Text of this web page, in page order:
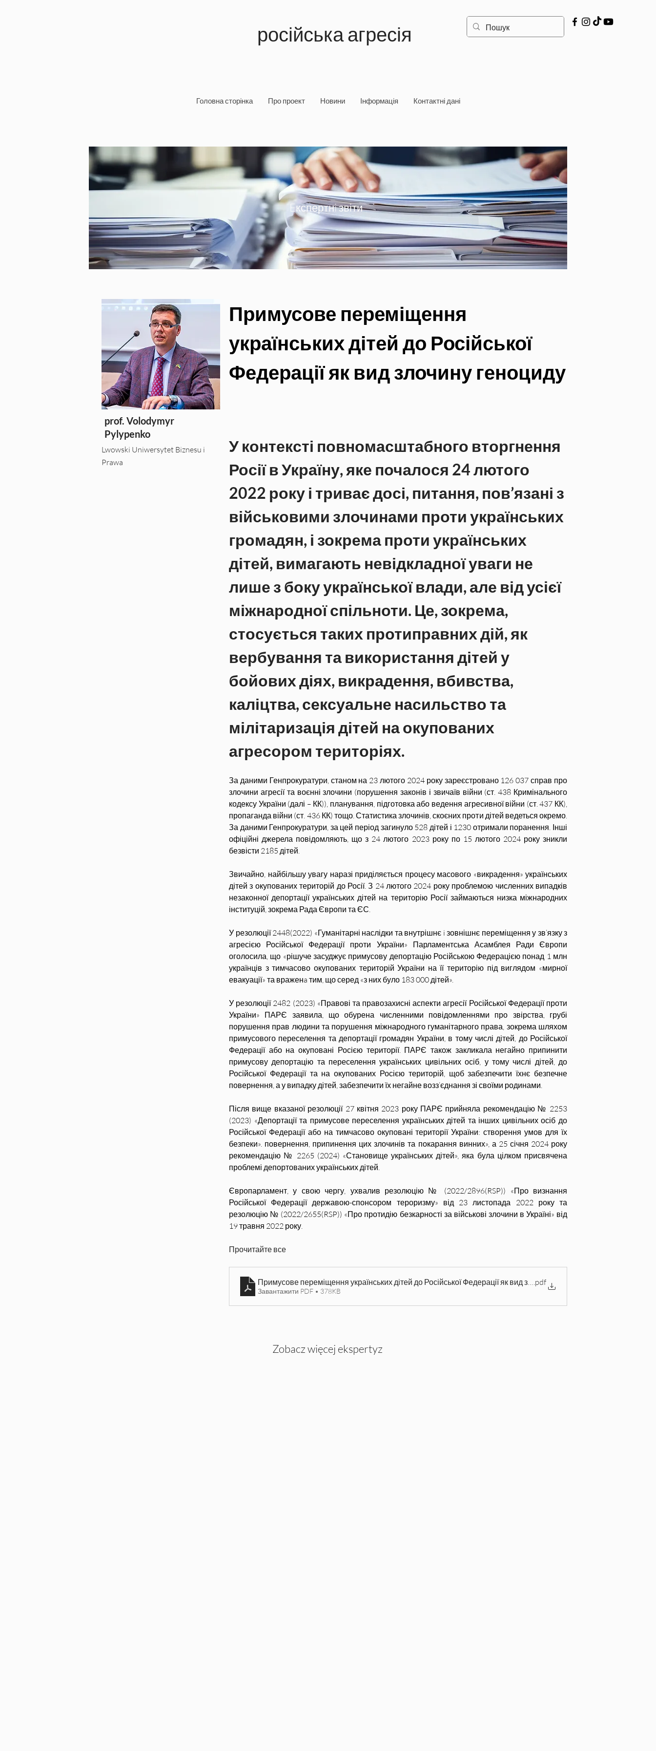
російська агресія
Головна сторінка Про проект Новини Інформація Контактні дані
Eкспертнi звіти
prof. Volodymyr
Pylypenko
Lwowski Uniwersytet Biznesu i
Prawa
Примусове переміщення
українських дітей до Російської
Федерації як вид злочину геноциду
У контексті повномасштабного вторгнення
Росії в Україну, яке почалося 24 лютого
2022 року і триває досі, питання, пов’язані з
військовими злочинами проти українських
громадян, і зокрема проти українських
дітей, вимагають невідкладної уваги не
лише з боку української влади, але від усієї
міжнародної спільноти. Це, зокрема,
стосується таких протиправних дій, як
вербування та використання дітей у
бойових діях, викрадення, вбивства,
каліцтва, сексуальне насильство та
мілітаризація дітей на окупованих
агресором територіях.
За даними Генпрокуратури, станом на 23 лютого 2024 року зареєстровано 126 037 справ про
злочини агресії та воєнні злочини (порушення законів і звичаїв війни (ст. 438 Кримінального
кодексу України (далі – КК)), планування, підготовка або ведення агресивної війни (ст. 437 КК),
пропаганда війни (ст. 436 КК) тощо. Статистика злочинів, скоєних проти дітей ведеться окремо.
За даними Генпрокуратури, за цей період загинуло 528 дітей і 1230 отримали поранення. Інші
офіційні джерела повідомляють, що з 24 лютого 2023 року по 15 лютого 2024 року зникли
безвісти 2185 дітей.
Звичайно, найбільшу увагу наразі приділяється процесу масового «викрадення» українських
дітей з окупованих територій до Росії. З 24 лютого 2024 року проблемою численних випадків
незаконної депортації українських дітей на територію Росії займаються низка міжнародних
інституцій, зокрема Рада Європи та ЄС.
У резолюції 2448(2022) «Гуманітарні наслідки та внутрішнє i зовнішнє переміщення у зв’язку з
агресією Російської Федерації проти України» Парламентська Асамблея Ради Європи
оголосила, що «рішуче засуджує примусову депортацію Російською Федерацією понад 1 млн
українців з тимчасово окупованих територій України на її територію під виглядом «мирної
евакуації» та враженa тим, що серед «з них було 183 000 дітей».
У резолюції 2482 (2023) «Правові та правозахисні аспекти агресії Російської Федерації проти
України» ПАРЄ заявила, що обурена численними повідомленнями про звірства, грубі
порушення прав людини та порушення міжнародного гуманітарного права, зокрема шляхом
примусового переселення та депортації громадян України, в тому числі дітей, до Російської
Федерації або на окуповані Росією території. ПАРЄ також закликала негайно припинити
примусову депортацію та переселення українських цивільних осіб, у тому числі дітей, до
Російської Федерації та на окупованих Росією територій, щоб забезпечити їхнє безпечне
повернення, а у випадку дітей, забезпечити їх негайне возз’єднання зі своїми родинами.
Після вище вказаної резолюції 27 квітня 2023 року ПАРЄ прийняла рекомендацію № 2253
(2023) «Депортації та примусове переселення українських дітей та інших цивільних осіб до
Російської Федерації або на тимчасово окуповані території України: створення умов для їх
безпеки». повернення, припинення цих злочинів та покарання винних», а 25 січня 2024 року
рекомендацію № 2265 (2024) «Становище українських дітей», яка була цілком присвячена
проблемі депортованих українських дітей.
Європарламент, у свою чергу, ухвалив резолюцію № (2022/2896(RSP)) «Про визнання
Російської Федерації державою-спонсором тероризму» від 23 листопада 2022 року та
резолюцію № (2022/2655(RSP)) «Про протидію безкарності за військові злочини в Україні» від
19 травня 2022 року.
Прочитайте все
Примусове переміщення українських дітей до Російської Федерації як вид злочину геноциду
.pdf
Завантажити PDF • 378KB
Zobacz więcej ekspertyz